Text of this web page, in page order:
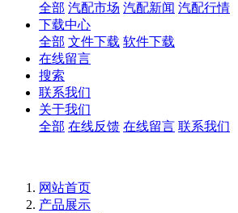
全部 汽配市场 汽配新闻 汽配行情
下载中心
全部 文件下载 软件下载
在线留言
搜索
联系我们
关于我们
全部 在线反馈 在线留言 联系我们
网站首页
产品展示